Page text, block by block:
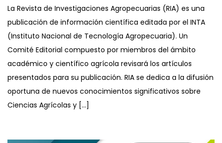
La Revista de Investigaciones Agropecuarias (RIA) es una
publicación de información científica editada por el INTA
(Instituto Nacional de Tecnología Agropecuaria). Un
Comité Editorial compuesto por miembros del ámbito
académico y científico agrícola revisará los artículos
presentados para su publicación. RIA se dedica a la difusión
oportuna de nuevos conocimientos significativos sobre
Ciencias Agrícolas y […]